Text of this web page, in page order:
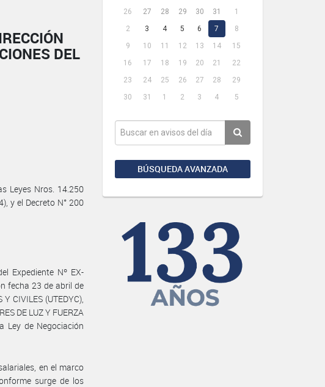
26 27 28 29 30 31
1
2
3 4 5 6 7
8
9
10 11 12 13 14
15
16
17 18 19 20 21
22
23
24 25 26 27 28
29
30
31 1 2 3 4 5
BÚSQUEDA AVANZADA
DEL
Leyes Nros. 14.250
y el Decreto N° 200
Expediente Nº EX-
fecha 23 de abril de
CIVILES (UTEDYC),
DE LUZ Y FUERZA
Ley de Negociación
en el marco
surge de los